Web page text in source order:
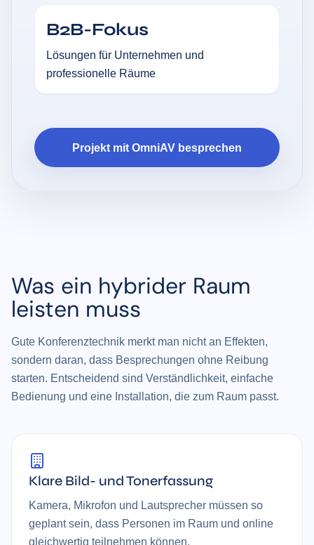
B2B-Fokus
Lösungen für Unternehmen und
professionelle Räume
Projekt mit OmniAV besprechen
Was ein hybrider Raum
leisten muss
Gute Konferenztechnik merkt man nicht an Effekten,
sondern daran, dass Besprechungen ohne Reibung
starten. Entscheidend sind Verständlichkeit, einfache
Bedienung und eine Installation, die zum Raum passt.
Klare Bild- und Tonerfassung
Kamera, Mikrofon und Lautsprecher müssen so
geplant sein, dass Personen im Raum und online
gleichwertig teilnehmen können.